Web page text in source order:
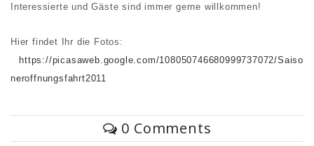
Interessierte und Gäste sind immer gerne willkommen!
Hier findet Ihr die Fotos:
https://picasaweb.google.com/108050746680999737072/Saiso
neroffnungsfahrt2011
0 Comments